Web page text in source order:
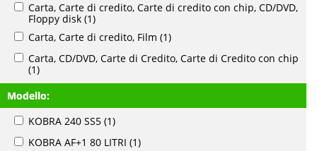
Carta, Carte di credito, Carte di credito con chip, CD/DVD,
Floppy disk (1)
Carta, Carte di credito, Film (1)
Carta, CD/DVD, Carte di Credito, Carte di Credito con chip
(1)
Modello:
KOBRA 240 SS5 (1)
KOBRA AF+1 80 LITRI (1)